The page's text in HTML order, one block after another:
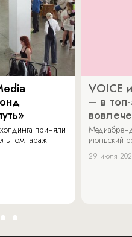
приняли
гараж-
VOICE
– в
июньский
29 июля